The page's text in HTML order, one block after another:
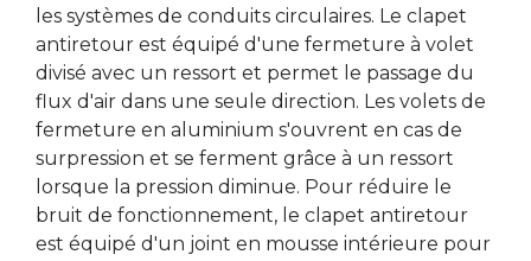
les systèmes de conduits circulaires. Le clapet
antiretour est équipé d'une fermeture à volet
divisé avec un ressort et permet le passage du
flux d'air dans une seule direction. Les volets de
fermeture en aluminium s'ouvrent en cas de
surpression et se ferment grâce à un ressort
lorsque la pression diminue. Pour réduire le
bruit de fonctionnement, le clapet antiretour
est équipé d'un joint en mousse intérieure pour